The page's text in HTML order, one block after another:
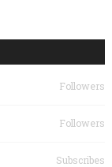
Followers
Followers
Subscribes